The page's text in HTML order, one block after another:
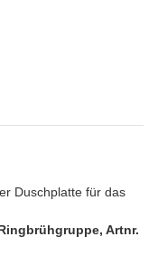
Duschplatte für das
Artnr.